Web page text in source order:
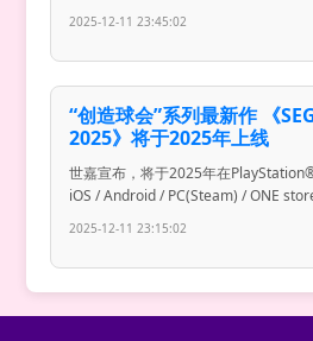
2025-12-11 23:45:02
“创造球会”系列最新作 《
2025》将于2025年上线
世嘉宣布，将于2025年在
iOS / Android / PC(Steam) / ONE
2025-12-11 23:15:02